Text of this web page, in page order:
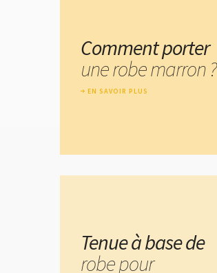
Comment porter
une robe marron ?
EN SAVOIR PLUS
Tenue à base de
robe pour